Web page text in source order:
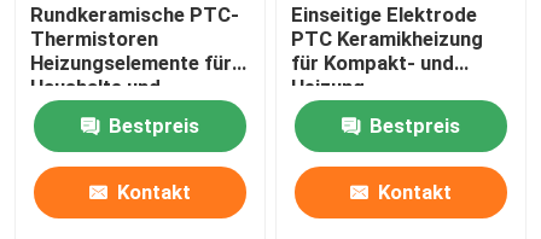
Rundkeramische PTC-
Thermistoren
Heizungselemente für
Haushalte und
Automobilindustrie
Bestpreis
Kontakt
Einseitige Elektrode
PTC Keramikheizung
für Kompakt- und
Heizung
Bestpreis
Kontakt